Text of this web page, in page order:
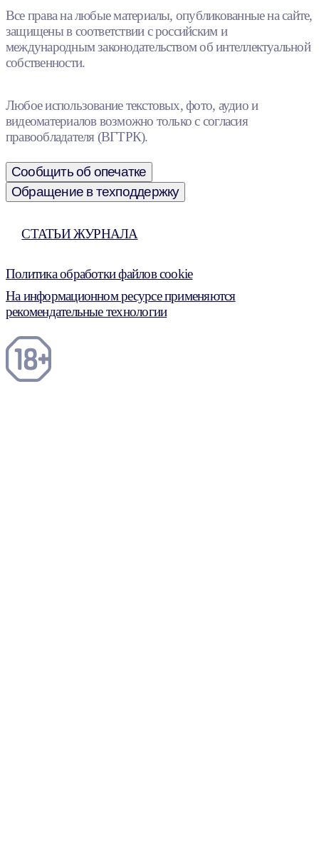
Все права на любые материалы, опубликованные на сайте,
защищены в соответствии с российским и
международным законодательством об интеллектуальной
собственности.
Любое использование текстовых, фото, аудио и
видеоматериалов возможно только с согласия
правообладателя (ВГТРК).
Сообщить об опечатке
Обращение в техподдержку
СТАТЬИ ЖУРНАЛА
Политика обработки файлов cookie
На информационном ресурсе применяются
рекомендательные технологии